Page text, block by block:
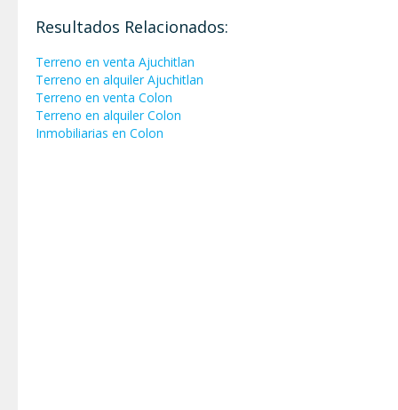
Resultados Relacionados:
Terreno en venta Ajuchitlan
Terreno en alquiler Ajuchitlan
Terreno en venta Colon
Terreno en alquiler Colon
Inmobiliarias en Colon